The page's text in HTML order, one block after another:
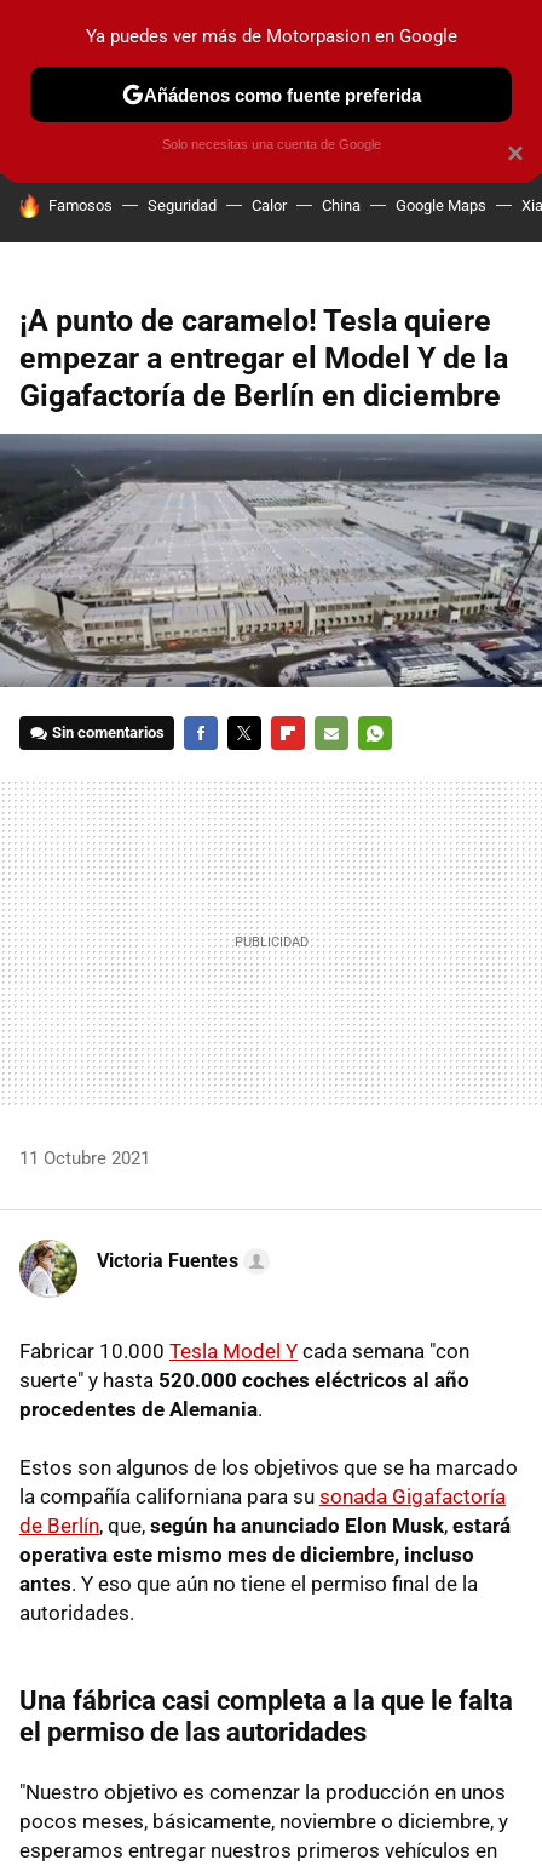
PRUEBAS COCHES ELÉCTRICOS OBSERVATORIO
HOY SE HABLA DE
Famosos Seguridad Calor China Google Maps
¡A punto de caramelo! Tesla quiere
empezar a entregar el Model Y de la
Gigafactoría de Berlín en diciembre
Sin comentarios
MAIL
11 Octubre 2021
Victoria Fuentes
Fabricar 10.000 Tesla Model Y cada semana "con
suerte" y hasta 520.000 coches eléctricos al año
procedentes de Alemania.
Estos son algunos de los objetivos que se ha marcado
la compañía californiana para su sonada Gigafactoría
de Berlín, que, según ha anunciado Elon Musk, estará
operativa este mismo mes de diciembre, incluso
antes. Y eso que aún no tiene el permiso final de la
autoridades.
Una fábrica casi completa a la que le falta
el permiso de las autoridades
"Nuestro objetivo es comenzar la producción en unos
pocos meses, básicamente, noviembre o diciembre, y
esperamos entregar nuestros primeros vehículos en
×
Ya puedes ver más de Motorpasion en Google
Añádenos como fuente preferida
Solo necesitas una cuenta de Google